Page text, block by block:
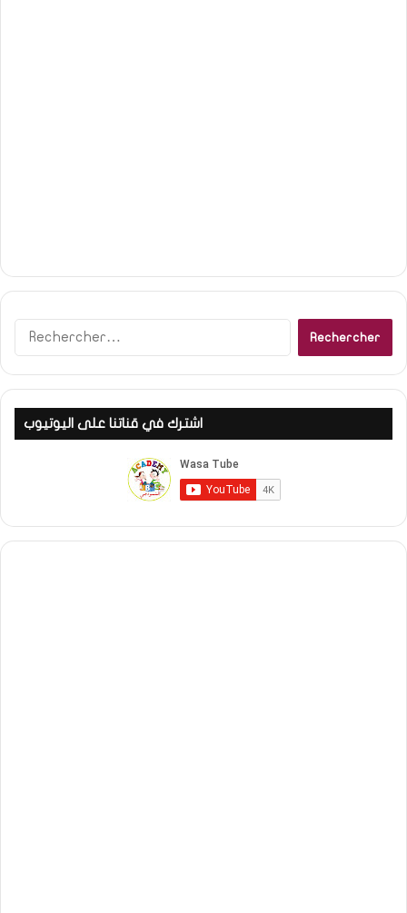
اشترك في قناتنا على اليوتيوب